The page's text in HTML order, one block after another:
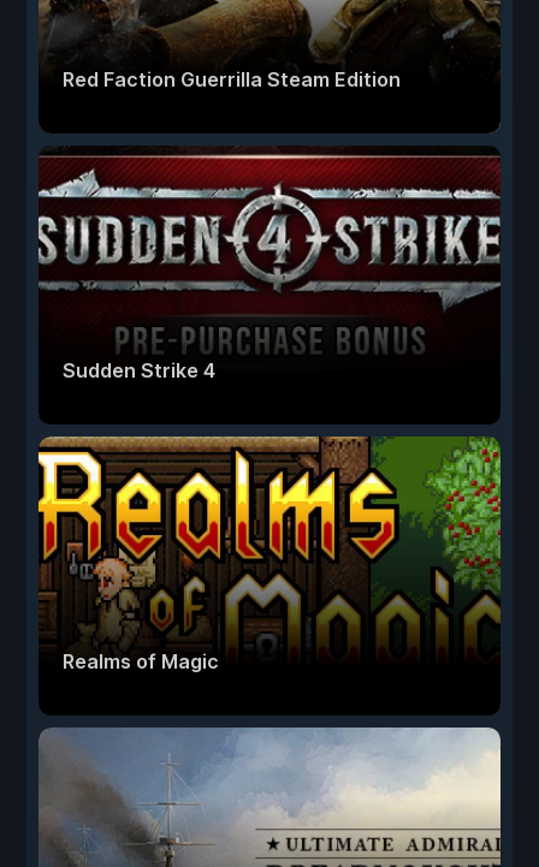
Red Faction Guerrilla Steam Edition
Sudden Strike 4
Realms of Magic